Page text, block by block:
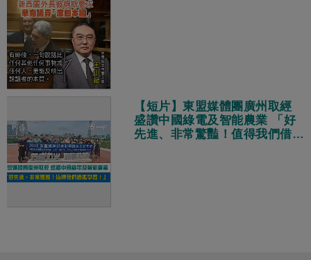
【短片】東盟媒體團廣州取經
盛讚中國綠電及智能農業 「好
先進、非常驚豔！值得我們借鑑